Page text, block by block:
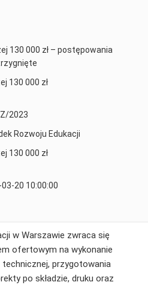
130 000 zł – postępowania
130 000 zł
2023
Rozwoju Edukacji
130 000 zł
20 10:00:00
w Warszawie zwraca się
ofertowym na wykonanie
technicznej, przygotowania
po składzie, druku oraz